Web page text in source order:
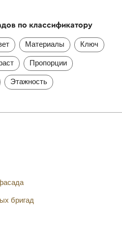
по классификатору
Материалы Ключ
Пропорции
Этажность
бригад